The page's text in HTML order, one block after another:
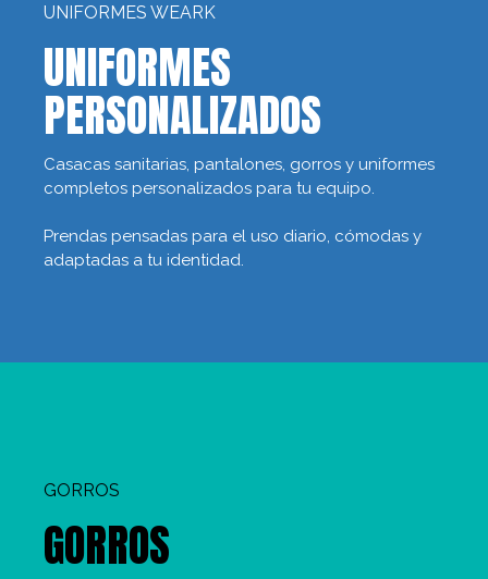
UNIFORMES WEARK
UNIFORMES
PERSONALIZADOS
Casacas sanitarias, pantalones, gorros y uniformes
completos personalizados para tu equipo.
Prendas pensadas para el uso diario, cómodas y
adaptadas a tu identidad.
GORROS
GORROS